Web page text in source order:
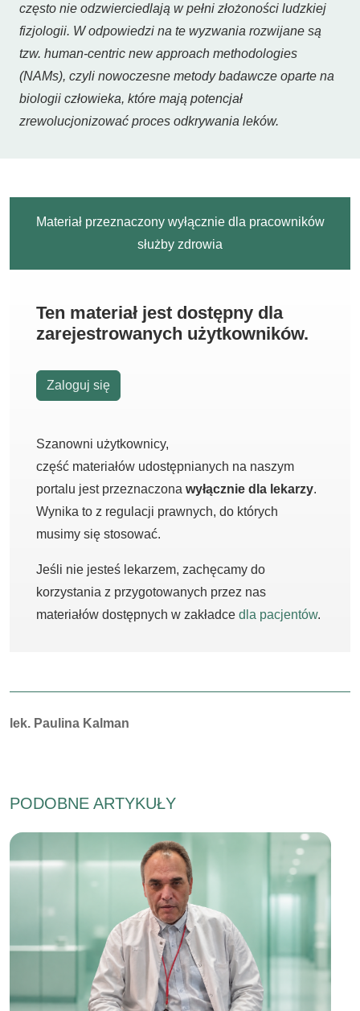
często nie odzwierciedlają w pełni złożoności ludzkiej
fizjologii. W odpowiedzi na te wyzwania rozwijane są
tzw. human-centric new approach methodologies
(NAMs), czyli nowoczesne metody badawcze oparte na
biologii człowieka, które mają potencjał
zrewolucjonizować proces odkrywania leków.
Materiał przeznaczony wyłącznie dla pracowników
służby zdrowia
Ten materiał jest dostępny dla
zarejestrowanych użytkowników.
Zaloguj się
Szanowni użytkownicy,
część materiałów udostępnianych na naszym
portalu jest przeznaczona wyłącznie dla lekarzy.
Wynika to z regulacji prawnych, do których
musimy się stosować.
Jeśli nie jesteś lekarzem, zachęcamy do
korzystania z przygotowanych przez nas
materiałów dostępnych w zakładce dla pacjentów.
Autorzy:
lek. Paulina Kalman
PODOBNE ARTYKUŁY